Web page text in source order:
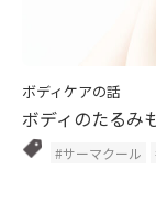
ボディケアの話
ボディのたるみ
#サーマクール